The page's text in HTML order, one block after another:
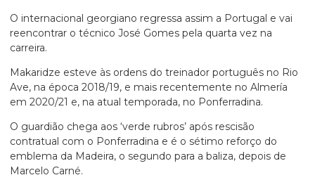
O internacional georgiano regressa assim a Portugal e vai
reencontrar o técnico José Gomes pela quarta vez na
carreira.
Makaridze esteve às ordens do treinador português no Rio
Ave, na época 2018/19, e mais recentemente no Almería
em 2020/21 e, na atual temporada, no Ponferradina.
O guardião chega aos ‘verde rubros’ após rescisão
contratual com o Ponferradina e é o sétimo reforço do
emblema da Madeira, o segundo para a baliza, depois de
Marcelo Carné.